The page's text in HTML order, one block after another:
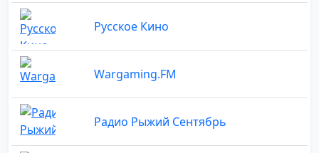
Русское Кино
Wargaming.FM
Радио Рыжий Сентябрь